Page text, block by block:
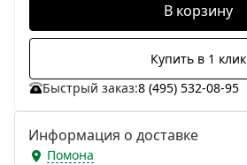
В корзину
Купить в 1 клик
Быстрый заказ:8 (495) 532-08-95
Информация о доставке
Помона